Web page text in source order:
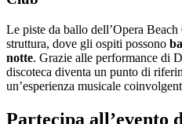
Le piste da ballo dell’Opera
struttura, dove gli ospiti possono
notte. Grazie alle performance di
discoteca diventa un punto di
un’esperienza musicale
Partecipa all’evento